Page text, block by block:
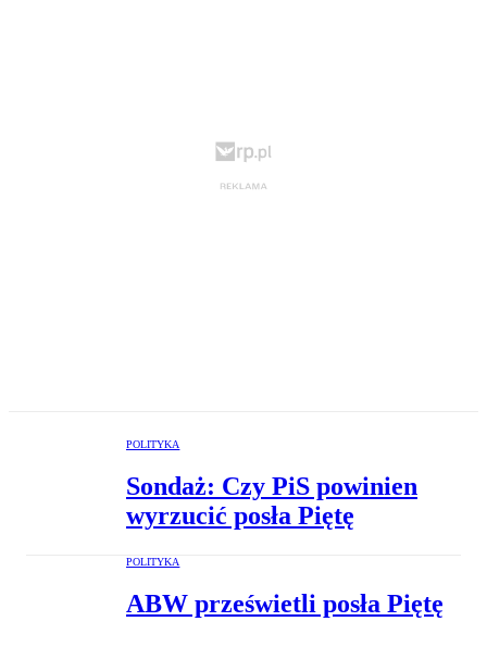
POLITYKA
Sondaż: Czy PiS powinien
wyrzucić posła Piętę
POLITYKA
ABW prześwietli posła Piętę